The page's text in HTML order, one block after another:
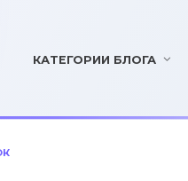
КАТЕГОРИИ БЛОГА